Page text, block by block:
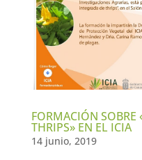
FORMACIÓN SOBRE
THRIPS» EN EL ICIA
14 junio, 2019